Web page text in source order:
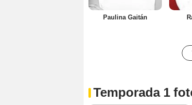
Paulina Gaitán
Temporada 1